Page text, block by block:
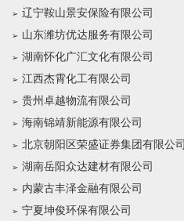
辽宁鞍山景安保险有限公司
山东潍坊优达服务有限公司
湖南怀化广汇文化有限公司
江西杰霄化工有限公司
贵州卓越物流有限公司
海南锦靖新能源有限公司
北京朝阳区荣盛证券集团有限公司
湖南岳阳众达建材有限公司
内蒙古丰泽金融有限公司
宁夏坤俊环保有限公司